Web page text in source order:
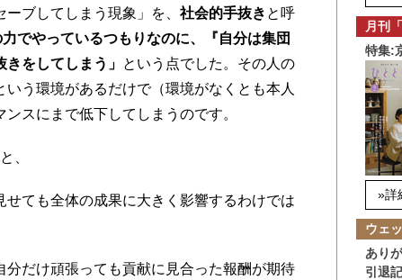
ブしてしまう現象」を、 社会的手抜き と呼
力でやっているつもりなのに、『自分は集団
をしてしまう」 という点でした。その人の
いう環境があるだけで（環境がなくとも本人
スにまで低下してしまうのです。
、
ても全体の成果に大きく影響するわけでは
だけ頑張っても貢献に見合った報酬が期待
月刊
特集:
»詳
ウェ
あり
引退